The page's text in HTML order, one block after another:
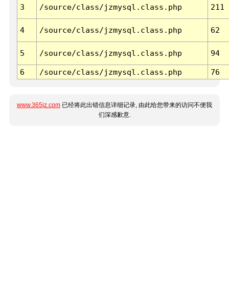
3 /source/class/jzmysql.class.php 211
4 /source/class/jzmysql.class.php 62
5 /source/class/jzmysql.class.php 94
6 /source/class/jzmysql.class.php 76
www.365jz.com 已经将此出错信息详细记录, 由此给您带来的访问不便我
们深感歉意.